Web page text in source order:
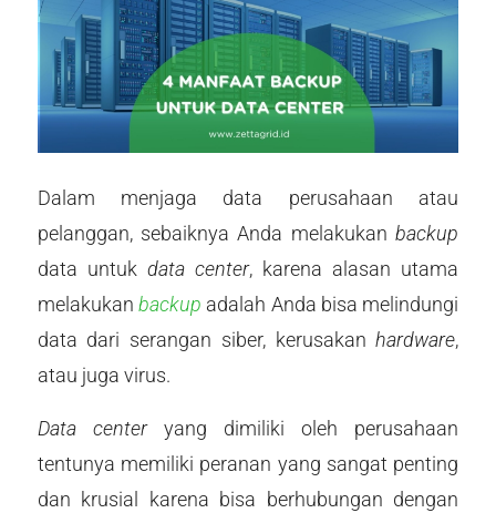
Dalam menjaga data perusahaan atau
pelanggan, sebaiknya Anda melakukanbackup
data untuk data center, karena alasan utama
melakukan backup adalah Anda bisa melindungi
data dari serangan siber, kerusakanhardware,
atau juga virus.
Data center yang dimiliki oleh perusahaan
tentunya memiliki peranan yang sangat penting
dan krusial karena bisa berhubungan dengan